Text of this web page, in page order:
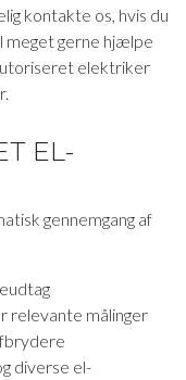
kontakte os, hvis du
meget gerne hjælpe
elektriker
EL-
gennemgang af
relevante målinger
diverse el-